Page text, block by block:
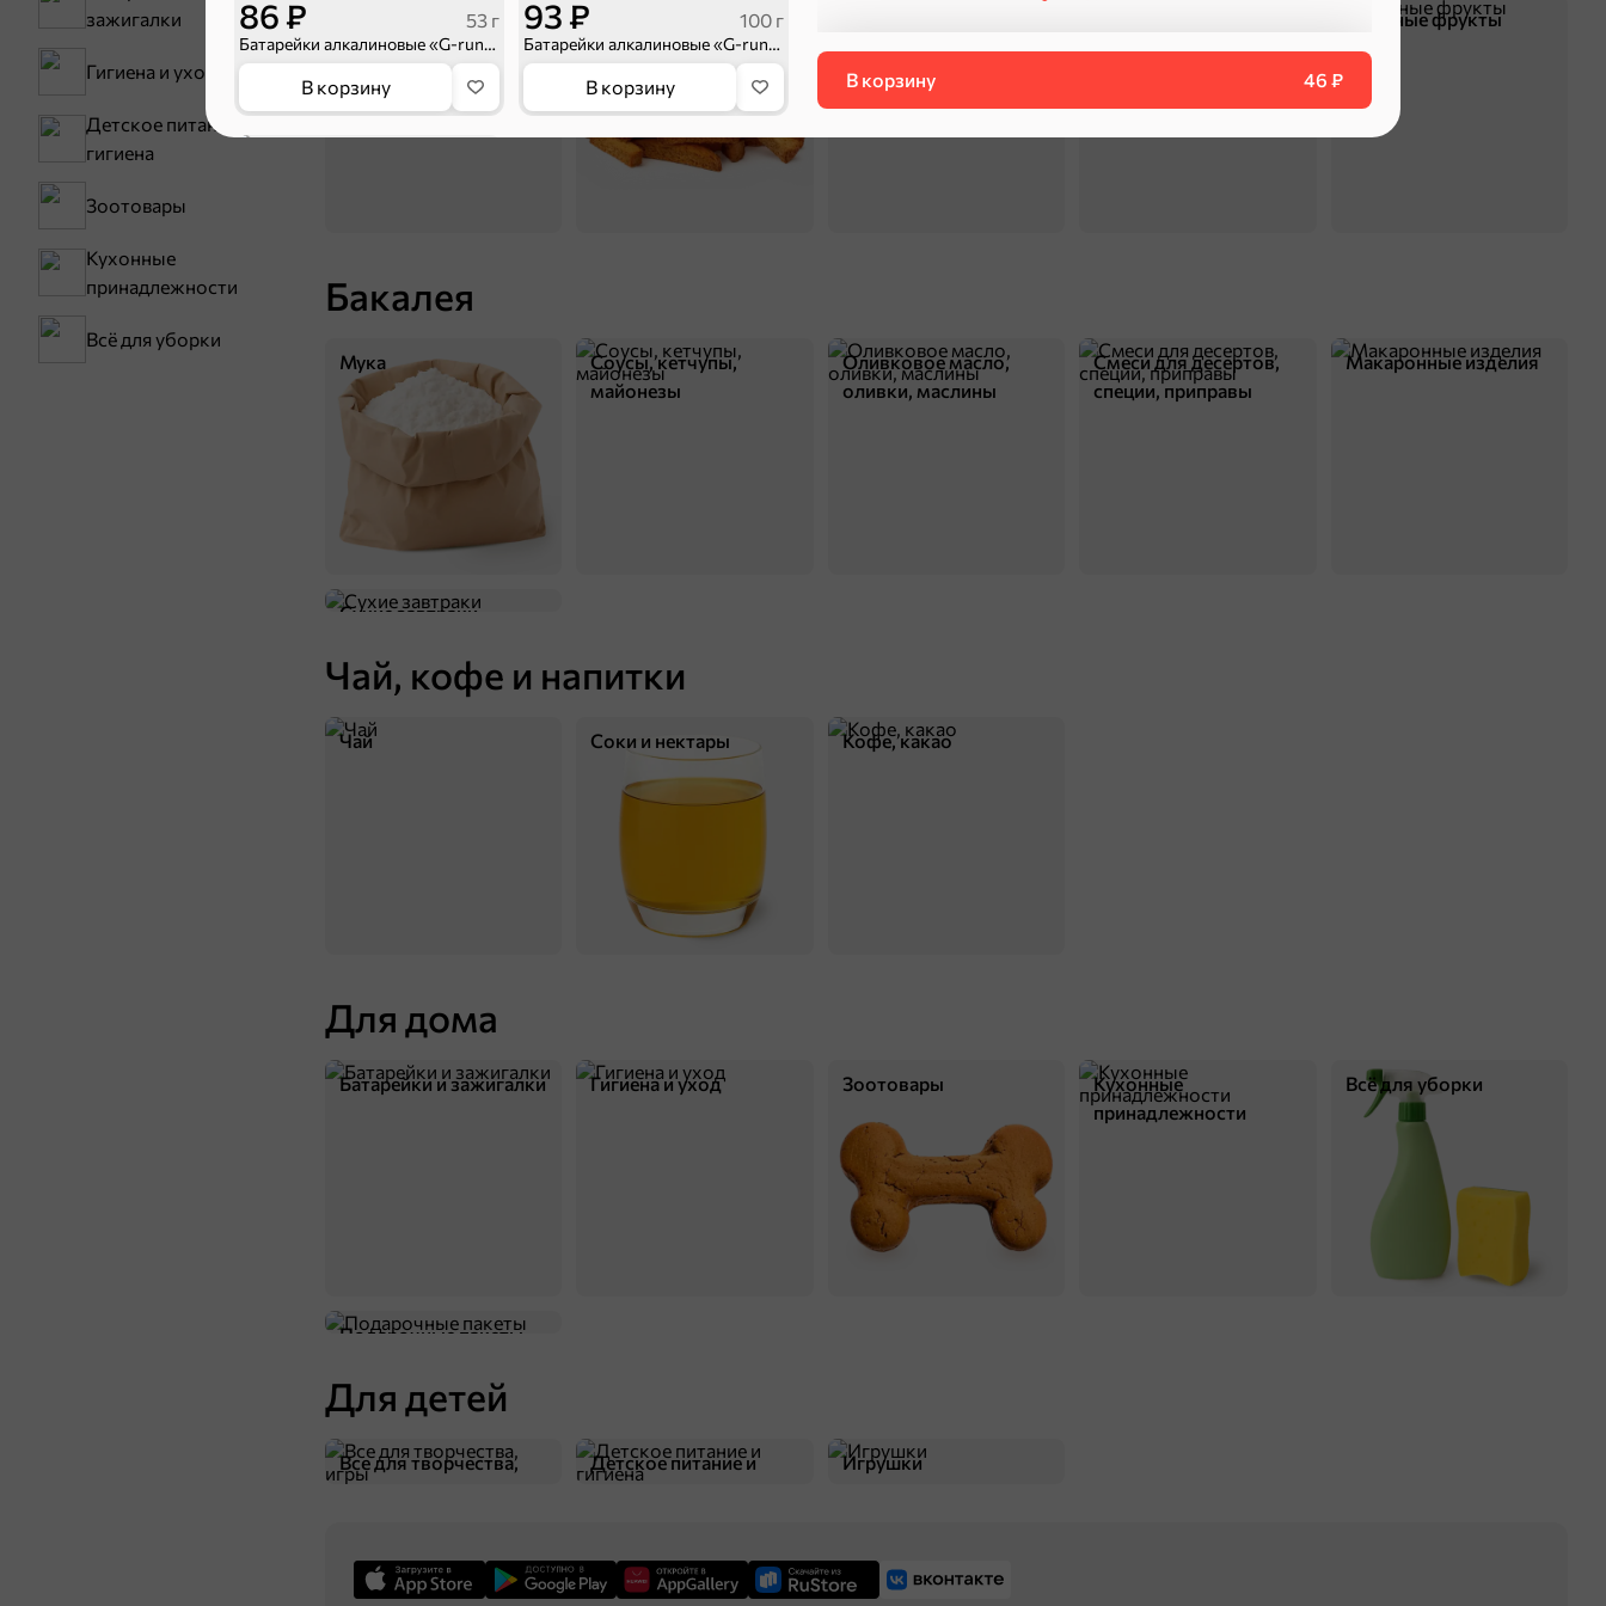
86 ₽ 53 г
Батарейки алкалиновые «G-runner» AAА/LR03, 1,5 V, в блистере 4 батарейки
В корзину
93 ₽ 100 г
Батарейки алкалиновые «G-runner» AA/LR6, 1,5 V, в блистере 4 батарейки
В корзину
52 г
В корзину 46 ₽
зажигалки
Гигиена и уход
Детское питание и
гигиена
Зоотовары
Кухонные
принадлежности
Всё для уборки
Сухарики и гренки Сушеные фрукты
Бакалея
Мука
Соусы, кетчупы,
майонезы
Оливковое масло,
оливки, маслины
Смеси для десертов,
специи, приправы
Макаронные изделия
Сухие завтраки
Чай, кофе и напитки
Чай Соки и нектары Кофе, какао
Для дома
Батарейки и зажигалки Гигиена и уход Зоотовары
Кухонные
принадлежности
Всё для уборки
Подарочные пакеты
Для детей
Все для творчества,
игры
Детское питание и
Игрушки